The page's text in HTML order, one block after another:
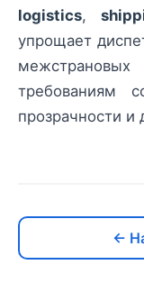
logistics,
упрощает
требованиям
прозрачности и
←